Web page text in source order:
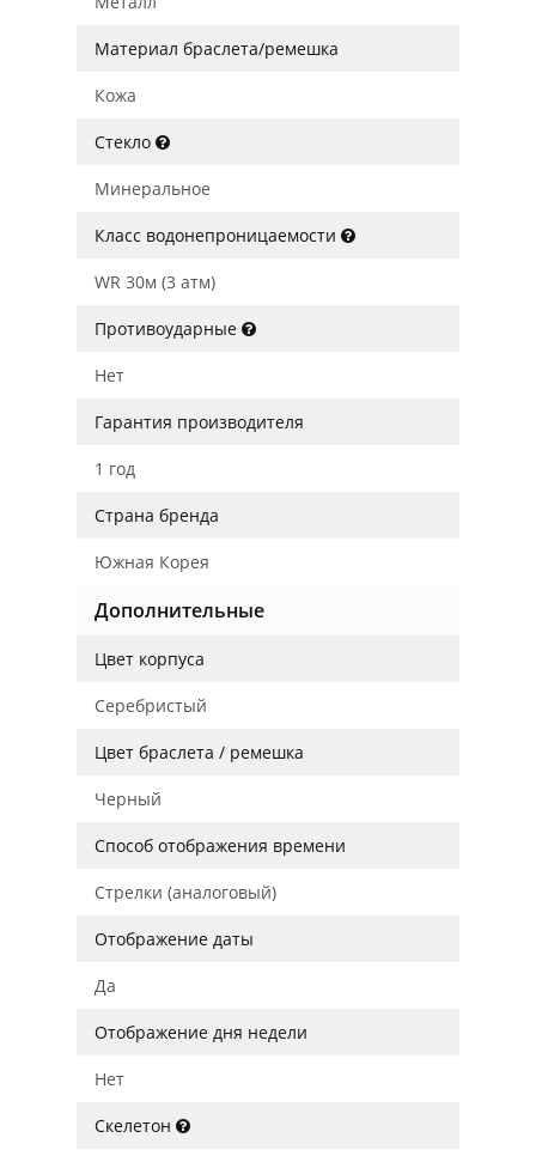
Материал браслета/ремешка
Кожа
Стекло
Минеральное
Класс водонепроницаемости
WR 30м (3 атм)
Противоударные
Нет
Гарантия производителя
1 год
Страна бренда
Южная Корея
Дополнительные
Цвет корпуса
Серебристый
Цвет браслета / ремешка
Черный
Способ отображения времени
Стрелки (аналоговый)
Отображение даты
Да
Отображение дня недели
Нет
Скелетон